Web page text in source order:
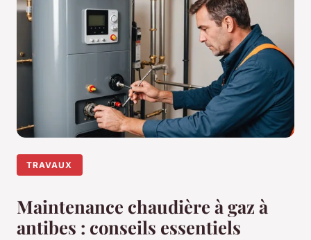
TRAVAUX
Maintenance chaudière à gaz à
antibes : conseils essentiels